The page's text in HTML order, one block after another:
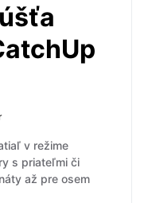
v režime
s priateľmi či
až pre osem